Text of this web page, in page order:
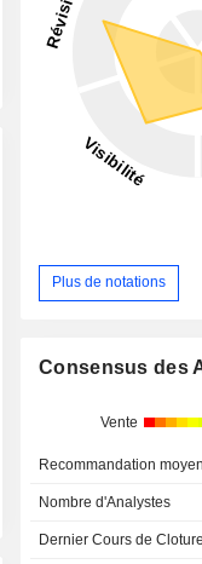
Plus de notations
Consensus des
Vente
Recommandation
Nombre d'Analystes
Dernier Cours de Cloture